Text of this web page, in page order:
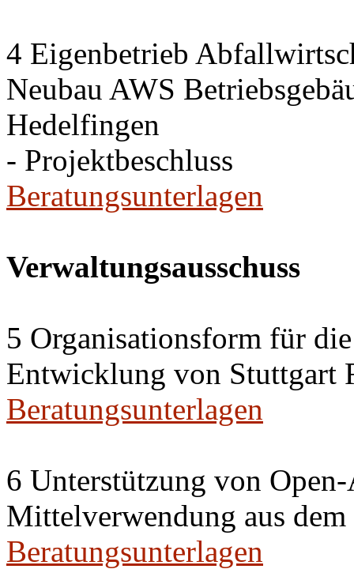
4 Eigenbetrieb
Neubau AWS
Hedelfingen
- Projektbeschluss
Beratungsunterlagen
Verwaltungsausschuss
5 Organisationsform für
Entwicklung von Stuttgart
Beratungsunterlagen
6 Unterstützung von
Mittelverwendung aus
Beratungsunterlagen